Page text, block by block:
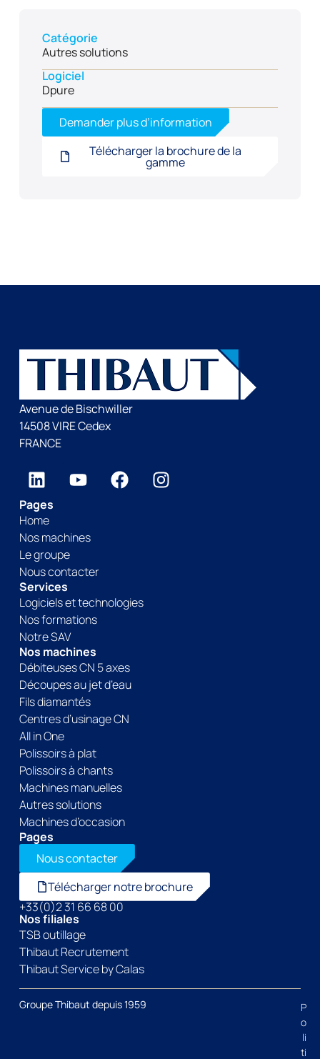
Catégorie
Autres solutions
Logiciel
Dpure
Demander plus d’information
Télécharger la brochure de la
gamme
Avenue de Bischwiller
14508 VIRE Cedex
FRANCE
Pages
Home
Nos machines
Le groupe
Nous contacter
Services
Logiciels et technologies
Nos formations
Notre SAV
Nos machines
Débiteuses CN 5 axes
Découpes au jet d’eau
Fils diamantés
Centres d’usinage CN
All in One
Polissoirs à plat
Polissoirs à chants
Machines manuelles
Autres solutions
Machines d’occasion
Pages
Nous contacter
Télécharger notre brochure
+33(0)2 31 66 68 00
Nos filiales
TSB outillage
Thibaut Recrutement
Thibaut Service by Calas
Groupe Thibaut depuis 1959
P
o
li
ti